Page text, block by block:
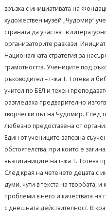
връзка с инициативата на
художествен музей „Чудомир“
страната да участват в
организаторите разкази.
Националната стратегия за
грамотността. Учениците под
ръководител – г-жа Т. Тотева и
учител по БЕЛ и техен
разгледаха предварително
творчески път на Чудомир. След
любезно предоставена от
Един от учениците запозна
обстоятелства, при които е
възпитаниците на г-жа Т. Тотева
След края на четенето децата с
думи, чути в текста на творбата,
проблеми в него и качествата на
с днешната действителност. В